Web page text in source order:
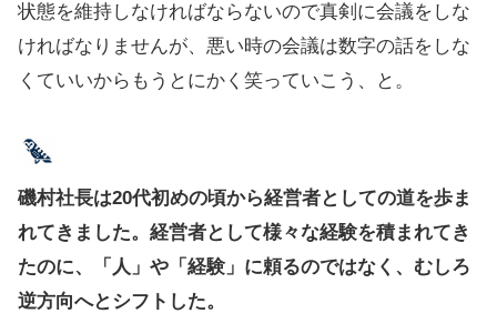
状態を維持しなければならないので真剣に会議をしな
ければなりませんが、悪い時の会議は数字の話をしな
くていいからもうとにかく笑っていこう、と。
磯村社長は20代初めの頃から経営者としての道を歩ま
れてきました。経営者として様々な経験を積まれてき
たのに、「人」や「経験」に頼るのではなく、むしろ
逆方向へとシフトした。